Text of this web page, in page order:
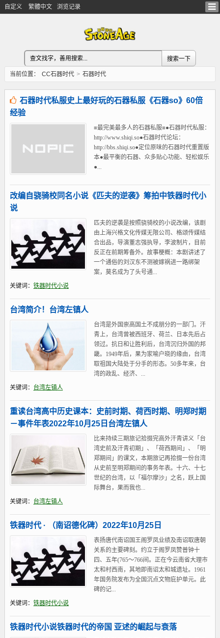
自定义 繁體中文 浏览记录
当前位置： CC石器时代 > 石器时代
石器时代私服史上最好玩的石器私服《石器so》60倍
经验
≡最完美最多人的石器私服≡●石器时代私服：
http://www.shiqi.so●石器时代论坛：
http://bbs.shiqi.so●定位原味的石器时代重置版
本●最平衡的石器、众多贴心功能、轻松娱乐
●...
改编自骁骑校同名小说《匹夫的逆袭》筹拍中铁器时代小
说
匹夫的逆袭是按照骁骑校的小说改编，该剧
由上海兴格文化传媒无限公司、格颂传媒结
合出品，导演董志强执导，李波制片，目前
反正在前期筹备外。故事梗概：本剧讲述了
一个通俗的刘汉东不测被嫁祸进一路绑架
案，莫名成为了头号通...
关键词： 铁器时代小说
台湾简介！台湾左镇人
台湾是外国崇高国土不成朋分的一部门。汗
青上，台湾曾被西班牙、荷兰、日本先后占
领过。抗日和让胜利后，台湾沉归外国的邦
畿。1949年后，果为家喻户晓的缘由，台湾
取祖国大陆处于分手的形态。50多年来，台
湾的政乱、经济、...
关键词： 台湾左镇人
重读台湾高中历史课本：史前时期、荷西时期、明郑时期
－事件年表2022年10月25日台湾左镇人
比来持续三期旅记拾掇完高外汗青讲义「台
湾史前及汗青初期」、「荷西期间」、「明
郑期间」的课文，本期旅记再拾掇一份台湾
从史前至明郑期间的事务年表。十六、十七
世纪的台湾，以「福尔摩沙」之名，跃上国
际舞台，果而我也...
关键词： 台湾左镇人
铁器时代 · （南诏德化碑）2022年10月25日
表扬唐代南诏国王阁罗凤业绩及南诏取唐朝
关系的主要碑刻。约立于阁罗凤赞普钟十
四、五年(765～766间。正在今云南省大理市
太和村西南，其地即南诏太和城遗址。1961
年国务院发布为全国沉点文物庇护单元。此
碑的记...
关键词： 铁器时代小说
铁器时代小说铁器时代的帝国 亚述的崛起与衰落